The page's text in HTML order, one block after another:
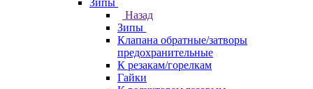
Зипы
Назад
Зипы
Клапана обратные/затворы
предохранительные
К резакам/горелкам
Гайки